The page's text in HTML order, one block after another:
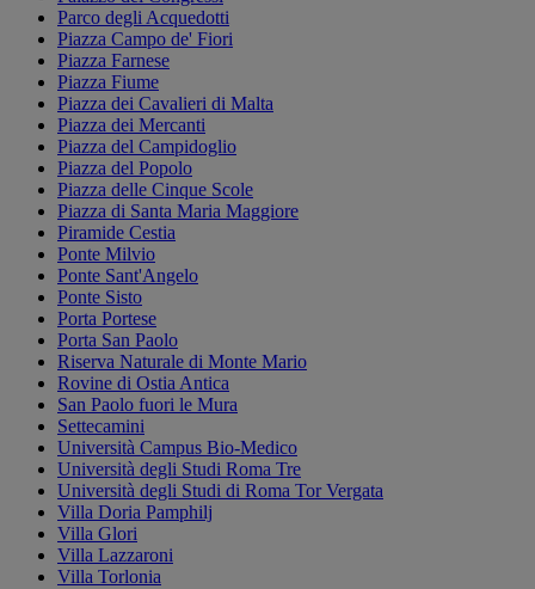
Parco degli Acquedotti
Piazza Campo de' Fiori
Piazza Farnese
Piazza Fiume
Piazza dei Cavalieri di Malta
Piazza dei Mercanti
Piazza del Campidoglio
Piazza del Popolo
Piazza delle Cinque Scole
Piazza di Santa Maria Maggiore
Piramide Cestia
Ponte Milvio
Ponte Sant'Angelo
Ponte Sisto
Porta Portese
Porta San Paolo
Riserva Naturale di Monte Mario
Rovine di Ostia Antica
San Paolo fuori le Mura
Settecamini
Università Campus Bio-Medico
Università degli Studi Roma Tre
Università degli Studi di Roma Tor Vergata
Villa Doria Pamphilj
Villa Glori
Villa Lazzaroni
Villa Torlonia